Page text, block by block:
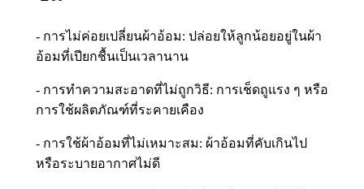
- การไม่ค่อยเปลี่ยนผ้าอ้อม: ปล่อยให้ลูกน้อยอยู่ในผ้า
อ้อมที่เปียกชื้นเป็นเวลานาน
- การทำความสะอาดที่ไม่ถูกวิธี: การเช็ดถูแรง ๆ หรือ
การใช้ผลิตภัณฑ์ที่ระคายเคือง
- การใช้ผ้าอ้อมที่ไม่เหมาะสม: ผ้าอ้อมที่คับเกินไป
หรือระบายอากาศไม่ดี